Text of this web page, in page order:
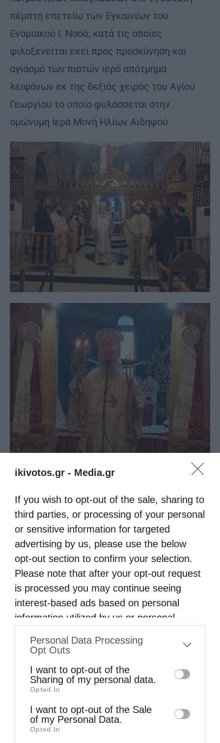
ikivotos.gr - Media.gr
If you wish to opt-out of the sale, sharing to
third parties, or processing of your personal
or sensitive information for targeted
advertising by us, please use the below
opt-out section to confirm your selection.
Please note that after your opt-out request
is processed you may continue seeing
interest-based ads based on personal
information utilized by us or personal
to your opt-out. You may separately opt-out
information by third parties on the IAB’s list
of downstream participants. This
information may also be disclosed by us to
third parties on theIAB’s List of
Downstream Participants
Personal Data Processing
Opt Outs
I want to opt-out of the
Sharing of my personal data.
Opted In
I want to opt-out of the Sale
of my Personal Data.
Opted In
πέμπτη επετείω των Εγκαινίων του
Ενοριακού Ι. Ναού, κατά τις οποίες
φιλοξενείται εκεί προς προσκύνηση και
αγιασμό των πιστών ιερό απότμημα
λειψάνων εκ της δεξιάς χειρός του Αγίου
Γεωργίου το οποίο φυλάσσεται στην
ομώνυμη Ιερά Μονή Ηλίων Αιδηψού.